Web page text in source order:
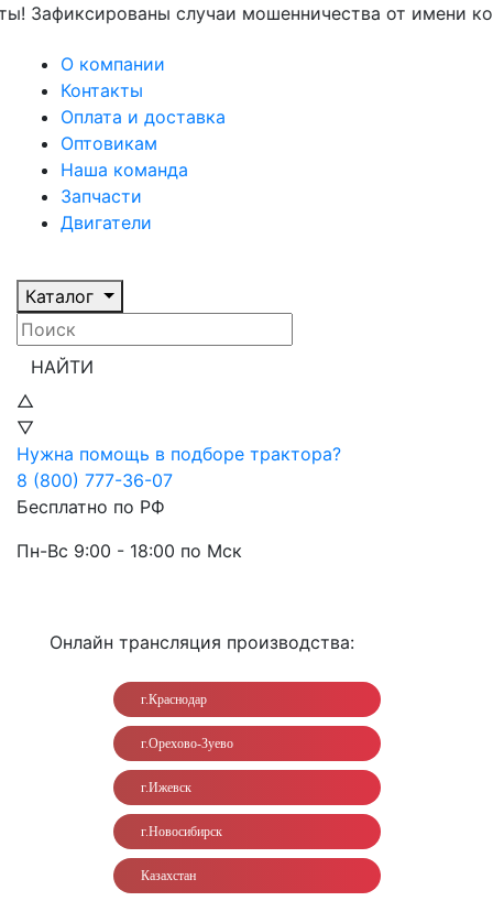
случаи мошенничества от имени
О компании
Контакты
Оплата и доставка
Оптовикам
Наша команда
Запчасти
Двигатели
Каталог
НАЙТИ
△
▽
Нужна помощь в подборе трактора?
8 (800) 777-36-07
Бесплатно по РФ
Пн-Вс 9:00 - 18:00 по Мск
Онлайн трансляция производства:
г.Краснодар
г.Орехово-Зуево
г.Ижевск
г.Новосибирск
Казахстан